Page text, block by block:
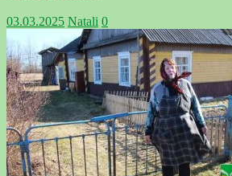
03.03.2025 Natali 0